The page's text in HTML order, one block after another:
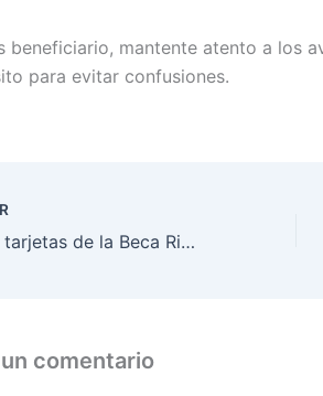
beneficiario, mantente atento a los
para evitar confusiones.
Entrega de tarjetas de la Beca Rita Cetina para nuevos beneficiarios. Checa cuándo será
comentario